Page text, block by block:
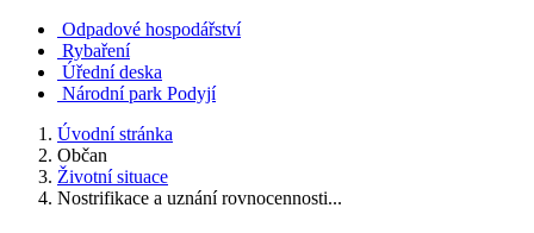
Odpadové hospodářství
Rybaření
Úřední deska
Národní park Podyjí
Úvodní stránka
Občan
Životní situace
Nostrifikace a uznání rovnocennosti...